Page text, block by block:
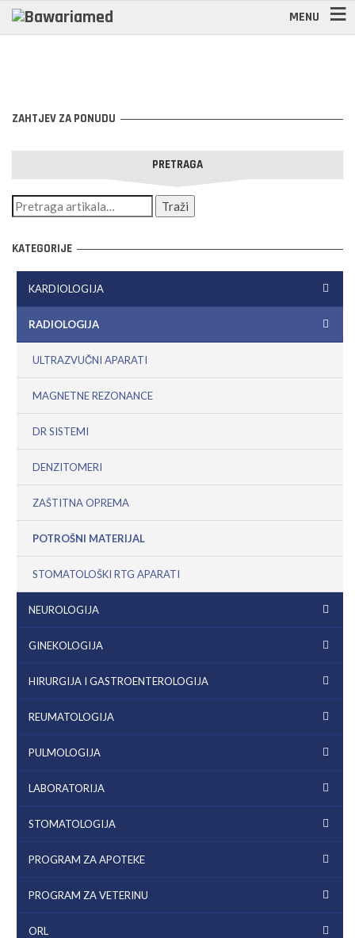
MENU
ZAHTJEV ZA PONUDU
PRETRAGA
KATEGORIJE
KARDIOLOGIJA
RADIOLOGIJA
ULTRAZVUČNI APARATI
MAGNETNE REZONANCE
DR SISTEMI
DENZITOMERI
ZAŠTITNA OPREMA
POTROŠNI MATERIJAL
STOMATOLOŠKI RTG APARATI
NEUROLOGIJA
GINEKOLOGIJA
HIRURGIJA I GASTROENTEROLOGIJA
REUMATOLOGIJA
PULMOLOGIJA
LABORATORIJA
STOMATOLOGIJA
PROGRAM ZA APOTEKE
PROGRAM ZA VETERINU
ORL